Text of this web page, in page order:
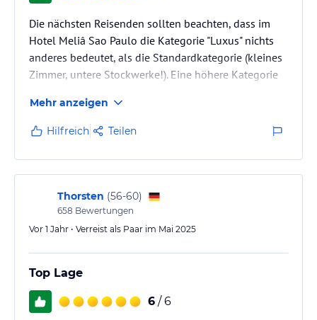
Die nächsten Reisenden sollten beachten, dass im
Hotel Meliâ Sao Paulo die Kategorie "Luxus" nichts
anderes bedeutet, als die Standardkategorie (kleines
Zimmer, untere Stockwerke!). Eine höhere Kategorie
auf die Avenida Paulista buchen!
Mehr anzeigen
Hilfreich Teilen
Thorsten (56-60)
658 Bewertungen
Vor 1 Jahr • Verreist als Paar im Mai 2025
Top Lage
6 / 6